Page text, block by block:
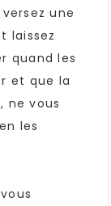
une
laissez
quand les
et que la
ne vous
les